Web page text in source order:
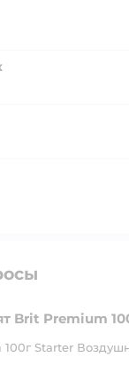
Brit Premium
Starter